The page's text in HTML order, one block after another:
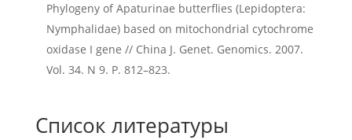
Phylogeny of Apaturinae butterflies (Lepidoptera:
Nymphalidae) based on mitochondrial cytochrome
oxidase I gene // China J. Genet. Genomics. 2007.
Vol. 34. N 9. P. 812–823.
Список литературы